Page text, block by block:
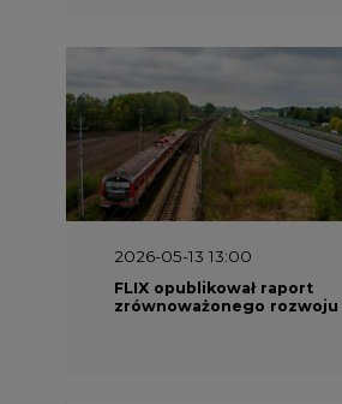
2026-05-13 13:00
FLIX opublikował raport
zrównoważonego rozwoju